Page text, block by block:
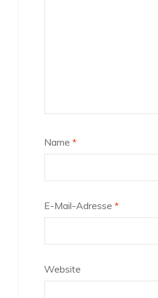
Name *
E-Mail-Adresse *
Website